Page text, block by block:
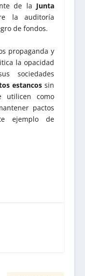
de la Junta
la auditoría
de fondos.
propaganda y
la opacidad
sociedades
estancossin
utilicen como
pactos
ejemplo de